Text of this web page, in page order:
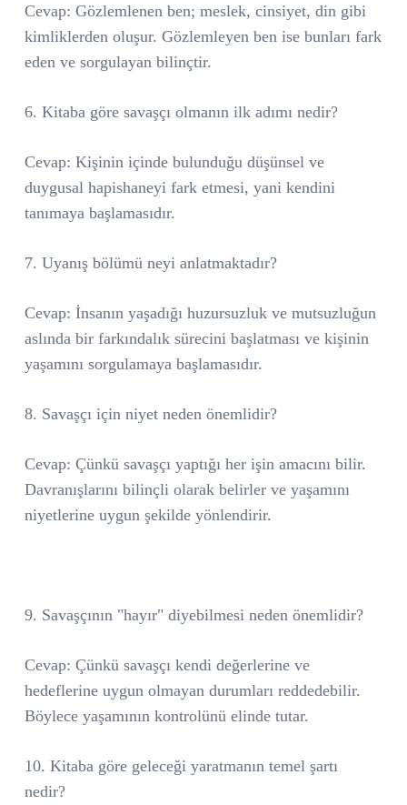
Cevap: Gözlemlenen ben; meslek, cinsiyet, din gibi
kimliklerden oluşur. Gözlemleyen ben ise bunları fark
eden ve sorgulayan bilinçtir.
6. Kitaba göre savaşçı olmanın ilk adımı nedir?
Cevap: Kişinin içinde bulunduğu düşünsel ve
duygusal hapishaneyi fark etmesi, yani kendini
tanımaya başlamasıdır.
7. Uyanış bölümü neyi anlatmaktadır?
Cevap: İnsanın yaşadığı huzursuzluk ve mutsuzluğun
aslında bir farkındalık sürecini başlatması ve kişinin
yaşamını sorgulamaya başlamasıdır.
8. Savaşçı için niyet neden önemlidir?
Cevap: Çünkü savaşçı yaptığı her işin amacını bilir.
Davranışlarını bilinçli olarak belirler ve yaşamını
niyetlerine uygun şekilde yönlendirir.
9. Savaşçının "hayır" diyebilmesi neden önemlidir?
Cevap: Çünkü savaşçı kendi değerlerine ve
hedeflerine uygun olmayan durumları reddedebilir.
Böylece yaşamının kontrolünü elinde tutar.
10. Kitaba göre geleceği yaratmanın temel şartı
nedir?